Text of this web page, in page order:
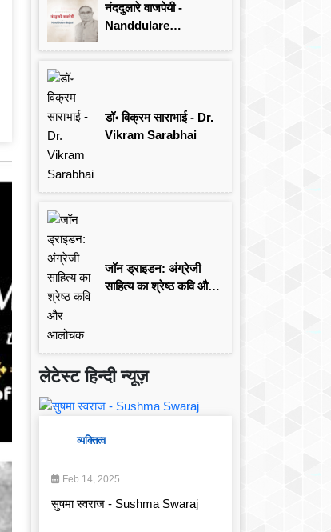
नंददुलारे वाजपेयी -
Nanddulare
डॉ॰ विक्रम साराभाई - Dr.
Vikram Sarabhai
जॉन ड्राइडन: अंग्रेजी
साहित्य का श्रेष्ठ कवि और
लेटेस्ट हिन्दी न्यूज़
व्यक्तित्व
Feb 14, 2025
सुषमा स्वराज - Sushma Swaraj